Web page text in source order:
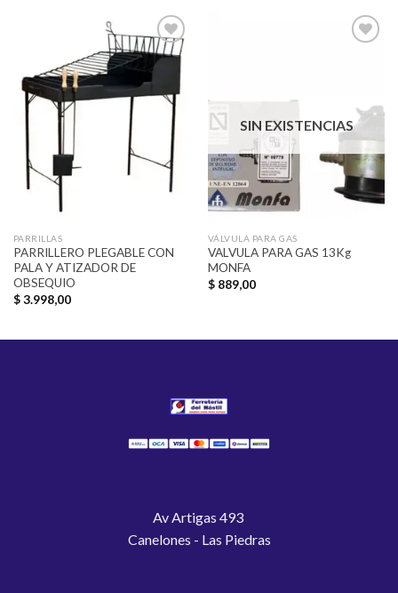
Añadir
a la
lista de
deseos
PARRILLAS
PARRILLERO PLEGABLE CON
PALA Y ATIZADOR DE
OBSEQUIO
$3.998,00
lista de
deseos
SIN EXISTENCIAS
VÁLVULA PARA GAS
VALVULA PARA GAS 13Kg
MONFA
$889,00
Av Artigas 493
Canelones - Las Piedras